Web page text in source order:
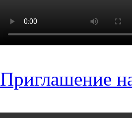
Приглашение